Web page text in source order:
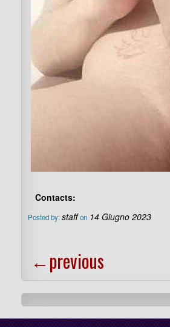
Contacts:
Posted by:staff on 14 Giugno 2023
←previous